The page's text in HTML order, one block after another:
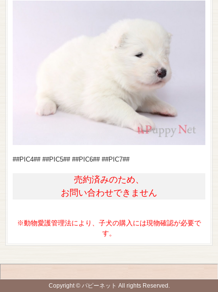
##PIC4## ##PIC5## ##PIC6## ##PIC7##
売約済みのため、
お問い合わせできません
※動物愛護管理法により、子犬の購入には現物確認が必要で
す。
Copyright © パピーネット All rights Reserved.